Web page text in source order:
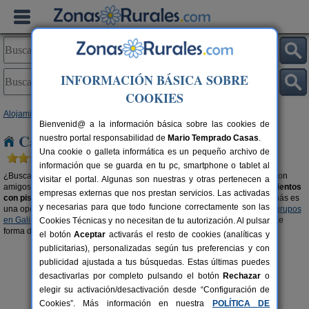
Alojamientos
Casas rurales con piscina en Galicia
¿Buscas casas rurales con piscina en Galicia? Disfruta del buen tiempo con
amigos, familiares o en pareja. Aquí también encontrarás algunos
alojamientos
con piscina climatizada, para disfrutar en cualquier época del año. Además es
una opción ideal para disfrutar de las ventajas de lascasas rurales para grupos
en Galiciaen un entorno privado, elegante y placentero. Una reconfortante
forma de practicar turismo rural.
INFORMACIÓN BÁSICA SOBRE
COOKIES
Bienvenid@ a la información básica sobre las cookies de
nuestro portal responsabilidad de Mario Temprado Casas.
Una cookie o galleta informática es un pequeño archivo de
información que se guarda en tu pc, smartphone o tablet al
visitar el portal. Algunas son nuestras y otras pertenecen a
empresas externas que nos prestan servicios. Las activadas
y necesarias para que todo funcione correctamente son las
Cookies Técnicas y no necesitan de tu autorización. Al pulsar
el botónAceptar activarás el resto de cookies (analíticas y
publicitarias), personalizadas según tus preferencias y con
publicidad ajustada a tus búsquedas. Estas últimas puedes
desactivarlas por completo pulsando el botón Rechazar o
elegir su activación/desactivación desde “Configuración de
Cookies”. Más información en nuestra
POLÍTICA DE